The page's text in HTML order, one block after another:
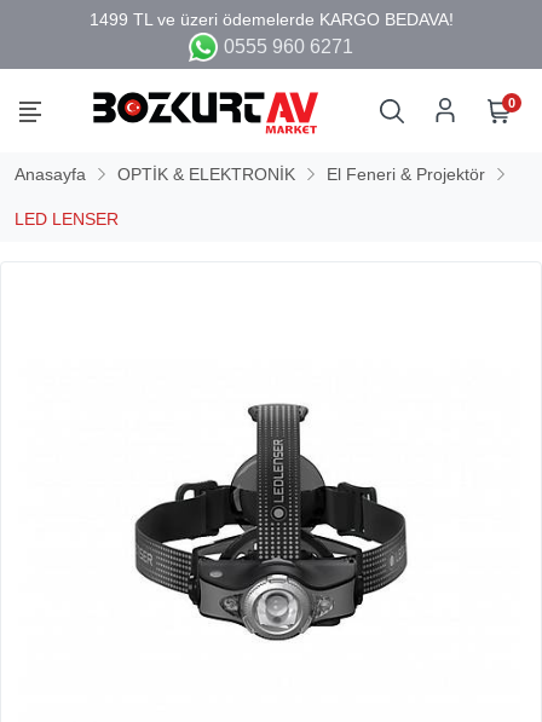
0555 960 6271
0
Anasayfa OPTİK & ELEKTRONİK El Feneri & Projektör
LED LENSER